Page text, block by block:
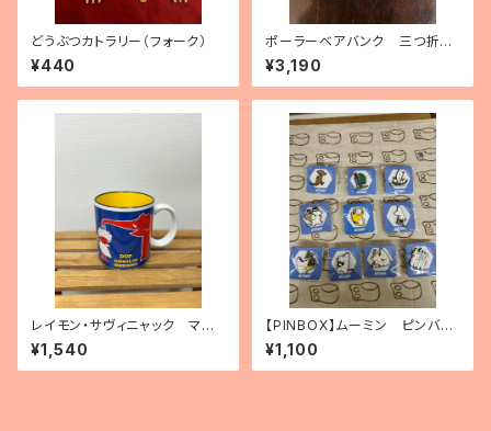
どうぶつカトラリー（フォーク）
¥440
ポーラーベアバンク 三つ折り
ミニ財布
¥3,190
レイモン・サヴィニャック マグ
カップ 「ドップ」
¥1,540
【PINBOX】ムーミン ピンバッ
ジコレクション（10種）
¥1,100